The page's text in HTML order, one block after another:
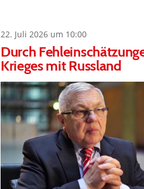
22. Juli 2026 um 10:00
Durch
Krieges mit Russland